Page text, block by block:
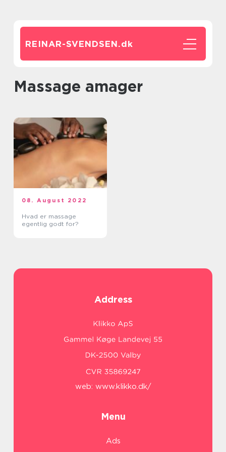
REINAR-SVENDSEN.dk
massage amager
08. August 2022
Hvad er massage
egentlig godt for?
Address
web: www.klikko.dk/
Menu
Ads